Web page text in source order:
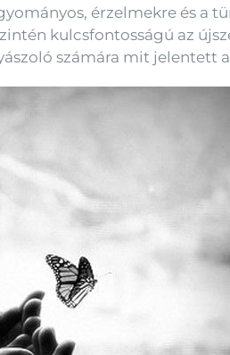
érzelmekre és a
kulcsfontosságú az
számára mit jelentett